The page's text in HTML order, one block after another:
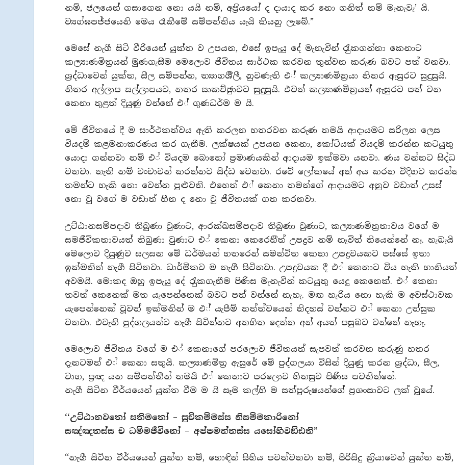
නම්, ජලයෙන් ගසාගෙන නො යයි නම්, අප‍්‍රියයෝ ද දායාද කර නො ගනිත් නම් මැනැවැ’ යි.
ව්‍යග්ඝපජ්ජයෙනි මෙය රැකීමේ සම්පත්තිය යැයි කියනු ලැබේ.”
මෙසේ නැගී සිටි වීරියෙන් යුක්ත ව උපයන, එසේ ඉපැයූ දේ මැනැවින් රැුකගන්නා කෙනාට
කල්‍යාණමිත‍්‍රයන් මුණගැසීම මෙලොව ජීවිතය සාර්ථක කරවන තුන්වන කරුණ බවට පත් වනවා.
ශ‍්‍රද්ධාවෙන් යුක්ත, සීල සම්පන්න, ත්‍යාගශීීලී, නුවණැති එ් කල්‍යාණමිත‍්‍රයා නිතර ඇසුරට සුදුසුයි.
නිතර අල්ලාප සල්ලාපයට, නතර සාකච්ඡුාවට සුදුසුයි. එවන් කල්‍යාණමිත‍්‍රයන් ඇසුරට පත් වන
කෙනා තුළත් දියුණු වන්නේ එ් ගුණධර්ම ම යි.
මේ ජීවිතයේ දී ම සාර්ථකත්වය ඇති කරලන හතරවන කරුණ තමයි ආදායමට සරිලන ලෙස
වියදම් කළමනාකරණය කර ගැනීම. ලක්ෂයක් උපයන කෙනා, කෝටියක් වියදම් කරන්න කටයුතු
යොදා ගන්නවා නම් එ් වියදම බොහෝ ප‍්‍රමාණයකින් ආදායම ඉක්මවා යනවා. ණය වන්නට සිද්ධ
වනවා. නැති නම් වංචාවන් කරන්නට සිද්ධ වෙනවා. රටේ ලෝකයේ අන් අය කරන විදිහට
තමන්ට හැකි නො වෙන්න පුළුවනි. එහෙත් එ් කෙනා තමන්ගේ ආදායමට අනුව වඩාත් උසස්
නො වූ වගේ ම වඩාත් හීන ද නො වූ ජීවිතයක් ගත කරනවා.
උට්ඨානසම්පදාව තිබුණා වුණාට, ආරක්ඛසම්පදාව තිබුණා වුණාට, කල්‍යාණමිත‍්‍රතාවය වගේ ම
සමජීවිකතාවයත් තිබුණා වුණාට එ් කෙනා කෙරෙහිිත් උපද්‍රව නම් නෑවිත් තියෙන්නේ නෑ. හැබැයි
මෙලොව දියුණුව සලසන මේ ධර්මයන් හතරෙන් සමන්විත කෙනා උපද්‍රවයකට පස්සේ ඉතා
ඉක්මනින් නැගී සිටිනවා. ධාර්මිකව ම නැගී සිටිනවා. උපද්‍රවයක දී එ් කෙනාට විය හැකි හානියත්
අවමයි. මොකද ඔහු ඉපැයූ දේ රැුකගැනීම පිණිස මැනැවින් කටයුතු යෙදූ කෙනෙක්. එ් කෙනා
තවත් කෙනෙක් මත යැපෙන්නෙක් බවට පත් වන්නේ නැහැ. මඟ හැරිය නො හැකි ම අවස්ථාවක
යැපෙන්නෙක් වූවත් ඉක්මනින් ම එ් යැපීම් තත්ත්වයෙන් නිදහස් වන්නට එ් කෙනා උත්සුක
වනවා. එවැනි පුද්ගලයන්ට නැගී සිටින්නට අතහිත දෙන්න අන් අයත් පසුබට වන්නේ නැහැ.
මෙලොව ජීවිතය වගේ ම එ් කෙනාගේ පරලොව ජීවිතයත් සැපවත් කරවන කරුණු හතර
දැනටමත් එ් කෙනා සතුයි. කල්‍යාණමිත‍්‍ර ඇසුරේ මේ පුද්ගලයා විසින් දියුණු කරන ශ‍්‍රද්ධා, සීල,
චාග, ප‍්‍රඥ යන සම්පත්තීන් තමයි එ් කෙනාට පරලොව හිතසුව පිණිස පවතින්නේ.
නැගී සිටින වීර්යයෙන් යුක්ත වීම ම යි සෑම කල්හි ම සත්පුරුෂයන්ගේ ප‍්‍රශංසාවට ලක් වූයේ.
‘‘උට්ඨානවතෝ සතිමතෝ – සුචිකම්මස්ස නිසම්මකාරිනෝ
සඤ්ඤතස්ස ච ධම්මජීවිනෝ – අප්පමත්තස්ස යසෝහිවඞ්ඪති”
‘‘නැගී සිටින වීර්යයෙන් යුක්ත නම්, හොඳින් සිහිය පවත්වනවා නම්, පිරිසිදු ක‍්‍රියාවෙන් යුක්ත නම්,